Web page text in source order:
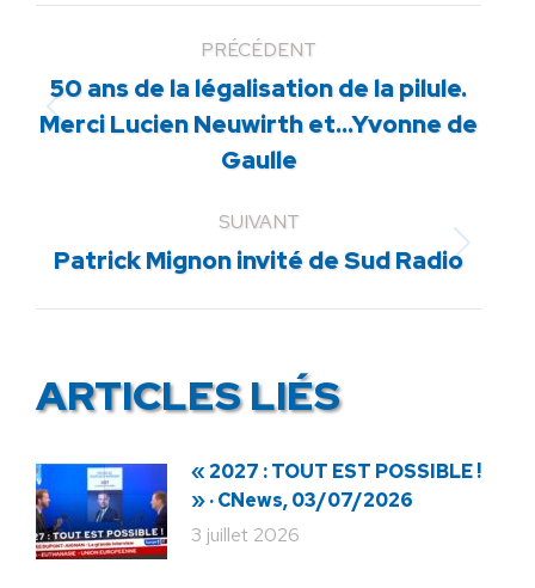
PRÉCÉDENT
Article
précédent
:
50 ans de la légalisation de la pilule.
Merci Lucien Neuwirth et…Yvonne de
Gaulle
SUIVANT
Article
:
Patrick Mignon invité de Sud Radio
ARTICLES LIÉS
« 2027 : TOUT EST POSSIBLE !
» · CNews, 03/07/2026
3 juillet 2026